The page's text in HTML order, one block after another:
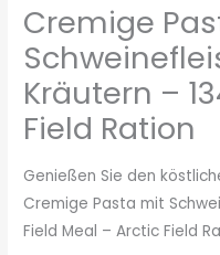
Cremige
Kräutern –
Field Ration
Genießen Sie den
Cremige Pasta mit
Field Meal – Arctic Field